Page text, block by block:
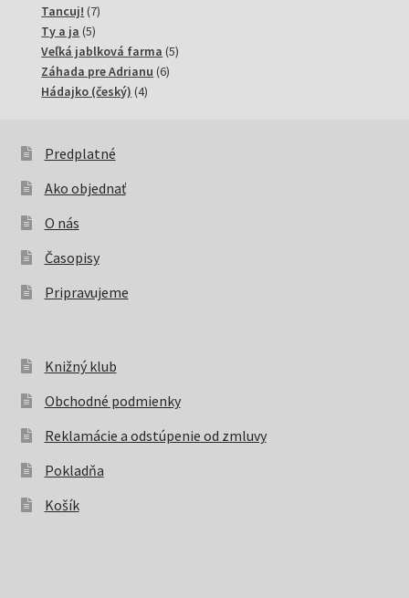
Tancuj! 77
Ty a ja 55
produktov
Veľká jablková farma 55
Záhada pre Adrianu 66
Hádajko (český) 44
Predplatné
Ako objednať
O nás
Časopisy
Pripravujeme
Knižný klub
Obchodné podmienky
Reklamácie a odstúpenie od zmluvy
Pokladňa
Košík